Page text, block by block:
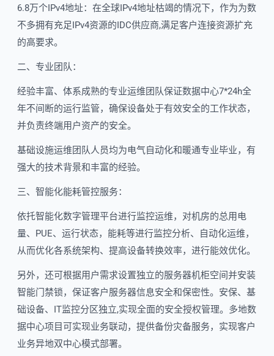
6.8万个IPv4地址：在全球IPv4地址枯竭的情况下，作为为数
不多拥有充足IPv4资源的IDC供应商,满足客户连接资源扩充
的高要求。
二、专业团队：
经验丰富、体系成熟的专业运维团队保证数据中心7*24h全
年不间断的运行监管，确保设备处于有效安全的工作状态，
并负责终端用户资产的安全。
基础设施运维团队人员均为电气自动化和暖通专业毕业，有
强大的技术背景和丰富的经验。
三、智能化能耗管控服务：
依托智能化数字管理平台进行监控运维，对机房的总用电
量、PUE、运行状态，能耗等进行监控分析、自动化运维，
从而优化各系统架构、提高设备转换效率，进行能效优化。
另外，还可根据用户需求设置独立的服务器机柜空间并安装
智能门禁锁，保证客户服务器信息安全和保密性。安保、基
础设备、IT监控分区独立,实现全面的安全授权管理。多地数
据中心项目可实现业务联动，提供备份灾备服务，实现客户
业务异地双中心模式部署。